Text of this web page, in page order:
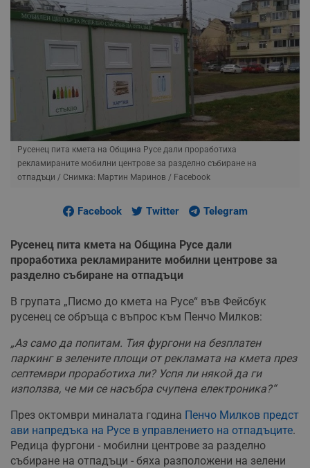
Русенец пита кмета на Община Русе дали проработиха
рекламираните мобилни центрове за разделно събиране на
отпадъци / Снимка: Мартин Маринов / Facebook
Facebook Twitter Telegram
Русенец пита кмета на Община Русе дали
проработиха рекламираните мобилни центрове за
разделно събиране на отпадъци
В групата „Писмо до кмета на Русе“ във Фейсбук
русенец се обръща с въпрос към Пенчо Милков:
„Аз само да попитам. Тия фургони на безплатен
паркинг в зелените площи от рекламата на кмета през
септември проработиха ли? Успя ли някой да ги
използва, че ми се насъбра счупена електроника?“
През октомври миналата година Пенчо Милков предст
ави напредъка на Русе в управлението на отпадъците.
Редица фургони - мобилни центрове за разделно
събиране на отпадъци - бяха разположени на зелени